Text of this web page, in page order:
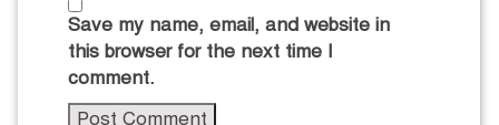
Save my name, email, and website in
this browser for the next time I
comment.